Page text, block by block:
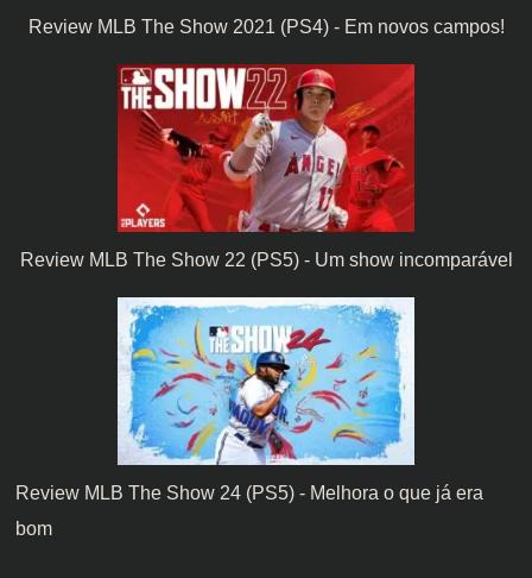
Review MLB The Show 2021 (PS4) - Em novos campos!
Review MLB The Show 22 (PS5) - Um show incomparável
Review MLB The Show 24 (PS5) - Melhora o que já era
bom